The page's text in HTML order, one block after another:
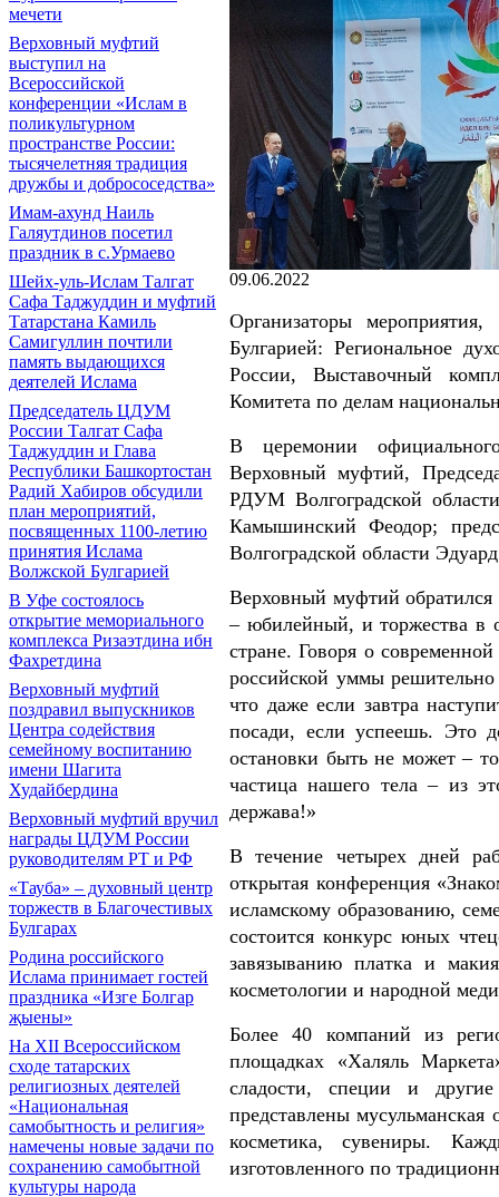
мечети
Верховный муфтий
выступил на
Всероссийской
конференции «Ислам в
поликультурном
пространстве России:
тысячелетняя традиция
дружбы и добрососедства»
Имам-ахунд Наиль
Галяутдинов посетил
праздник в с.Урмаево
Шейх-уль-Ислам Талгат
Сафа Таджуддин и муфтий
Татарстана Камиль
Самигуллин почтили
память выдающихся
деятелей Ислама
Председатель ЦДУМ
России Талгат Сафа
Таджуддин и Глава
Республики Башкортостан
Радий Хабиров обсудили
план мероприятий,
посвященных 1100-летию
принятия Ислама
Волжской Булгарией
В Уфе состоялось
открытие мемориального
комплекса Ризаэтдина ибн
Фахретдина
Верховный муфтий
поздравил выпускников
Центра содействия
семейному воспитанию
имени Шагита
Худайбердина
Верховный муфтий вручил
награды ЦДУМ России
руководителям РТ и РФ
«Тауба» – духовный центр
торжеств в Благочестивых
Булгарах
Родина российского
Ислама принимает гостей
праздника «Изге Болгар
җыены»
На XII Всероссийском
сходе татарских
религиозных деятелей
«Национальная
самобытность и религия»
намечены новые задачи по
сохранению самобытной
культуры народа
09.06.2022
Организаторы
Булгарией: Региональное
России, Выставочный
Комитета по делам
В церемонии
Верховный муфтий,
РДУМ Волгоградской
Камышинский Феодор;
Волгоградской области
Верховный муфтий обратился
– юбилейный, и торжества в
стране. Говоря о
российской уммы
что даже если завтра
посади, если успеешь. Это
остановки быть не может –
частица нашего тела – из
держава!»
В течение четырех дней
открытая конференция
исламскому образованию,
состоится конкурс юных
завязыванию платка и
косметологии и народной
Более 40 компаний из
площадках «Халяль
сладости, специи и
представлены
косметика, сувениры.
изготовленного по